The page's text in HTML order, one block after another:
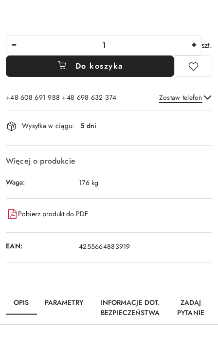
szt.
Do koszyka
+48 608 691 988 +48 698 632 374 Zostaw telefon
Dostępność
i
dostawa
Wysyłka w ciągu: 5 dni
Więcej o produkcie
Waga: 176 kg
Pobierz produkt do PDF
EAN: 4255664883919
OPIS PARAMETRY
INFORMACJE DOT.
BEZPIECZEŃSTWA
ZADAJ
PYTANIE